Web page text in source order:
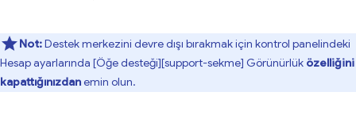
Not:Destek merkezini devre dışı bırakmak için kontrol panelindeki
Hesap ayarlarında [Öğe desteği][support-sekme] Görünürlük özelliğini
kapattığınızdanemin olun.